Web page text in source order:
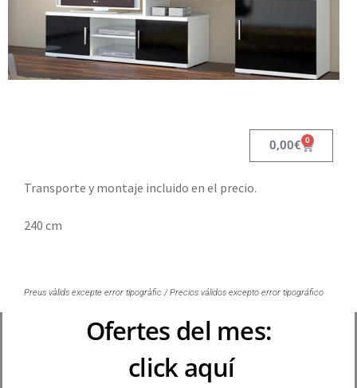
0,00€ 0
Transporte y montaje incluido en el precio.
240 cm
Preus vàlids excepte error tipogràfic / Precios válidos excepto error tipográfico
Ofertes del mes:
click aquí